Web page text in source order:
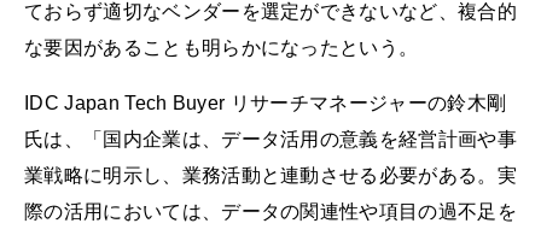
ておらず適切なベンダーを選定ができないなど、複合的
な要因があることも明らかになったという。
IDC Japan Tech Buyer リサーチマネージャーの鈴木剛
氏は、「国内企業は、データ活用の意義を経営計画や事
業戦略に明示し、業務活動と連動させる必要がある。実
際の活用においては、データの関連性や項目の過不足を